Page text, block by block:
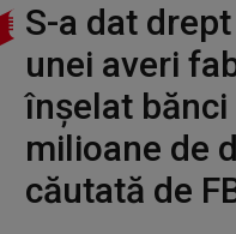
S-a dat
unei averi
înșelat bănci
milioane de
căutată de